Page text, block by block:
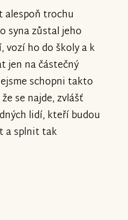
alespoň trochu
syna zůstal jeho
vozí ho do školy a k
jen na částečný
schopni takto
se najde, zvlášť
lidí, kteří budou
a splnit tak